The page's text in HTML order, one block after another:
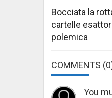
Bocciata la
cartelle
polemica
COMMENTS
You